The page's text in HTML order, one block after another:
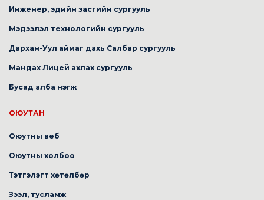
Инженер, эдийн засгийн сургууль
Мэдээлэл технологийн сургууль
Дархан-Уул аймаг дахь Салбар сургууль
Мандах Лицей ахлах сургууль
Бусад алба нэгж
ОЮУТАН
Оюутны веб
Оюутны холбоо
Тэтгэлэгт хөтөлбөр
Зээл, тусламж